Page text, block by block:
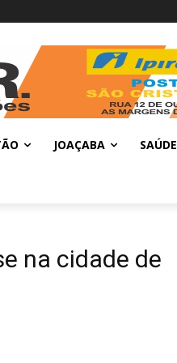
JOAÇABA SAÚDE
na cidade de